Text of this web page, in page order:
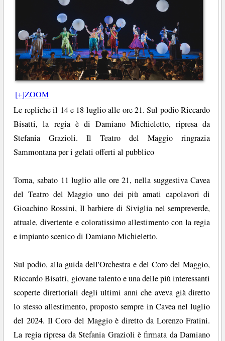
[+]ZOOM
Le repliche il 14 e 18 luglio alle ore 21. Sul podio Riccardo
Bisatti, la regia è di Damiano Michieletto, ripresa da
Stefania Grazioli. Il Teatro del Maggio ringrazia
Sammontana per i gelati offerti al pubblico
Torna, sabato 11 luglio alle ore 21, nella suggestiva Cavea
del Teatro del Maggio uno dei più amati capolavori di
Gioachino Rossini, Il barbiere di Siviglia nel sempreverde,
attuale, divertente e coloratissimo allestimento con la regia
e impianto scenico di Damiano Michieletto.
Sul podio, alla guida dell'Orchestra e del Coro del Maggio,
Riccardo Bisatti, giovane talento e una delle più interessanti
scoperte direttoriali degli ultimi anni che aveva già diretto
lo stesso allestimento, proposto sempre in Cavea nel luglio
del 2024. Il Coro del Maggio è diretto da Lorenzo Fratini.
La regia ripresa da Stefania Grazioli è firmata da Damiano